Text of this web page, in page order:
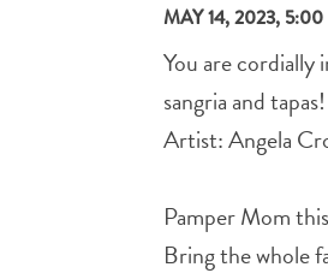
MAY 14, 2023,
You are cordially
sangria and tapas!
Artist: Angela
Pamper Mom
Bring the whole
favoriete plekken
Wanneer je iets op wil slaan